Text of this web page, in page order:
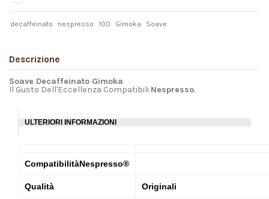
decaffeinato nespresso 100 Gimoka Soave
Descrizione
Soave Decaffeinato Gimoka
Il Gusto Dell'Eccellenza Compatibili Nespresso.
ULTERIORI INFORMAZIONI
CompatibilitàNespresso®
Qualità Originali